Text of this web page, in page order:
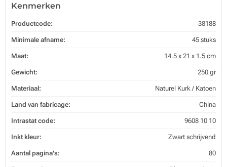
Kenmerken
Productcode: 38188
Minimale afname: 45 stuks
Maat: 14.5 x 21 x 1.5 cm
Gewicht: 250 gr
Materiaal: Naturel Kurk / Katoen
Land van fabricage: China
Intrastat code: 9608 10 10
Inkt kleur: Zwart schrijvend
Aantal pagina's: 80